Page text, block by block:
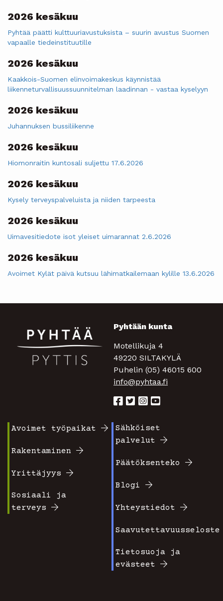
2026 kesäkuu
Pyhtää päätti kulttuuriavustuksista – suurin avustus Suomen
vapaalle tiedeinstituutille
2026 kesäkuu
Kaakkois-Suomen elinvoimakeskus käynnistää
liikenneturvallisuussuunnitelman laadinnan - vastaa kyselyyn
2026 kesäkuu
Juhannuksen bussiliikenne
2026 kesäkuu
Hiomonraitin kuntosali suljettu 17.6.2026
2026 kesäkuu
Kysely terveyspalveluista ja niiden tarpeesta
2026 kesäkuu
Uimavesitiedote isot yleiset uimarannat 2.6.2026
2026 kesäkuu
Avoimet Kylät päivä kutsuu lähimatkailemaan kylille 13.6.2026
Pyhtään kunta
Motellikuja 4
49220 SILTAKYLÄ
Puhelin (05) 46015 600
info@pyhtaa.fi
valikko
1
Avoimet työpaikat
Rakentaminen
Yrittäjyys
Sosiaali ja
terveys
Footer
2
Sähköiset
palvelut
Päätöksenteko
Blogi
Yhteystiedot
Saavutettavuusseloste
Tietosuoja ja
evästeet